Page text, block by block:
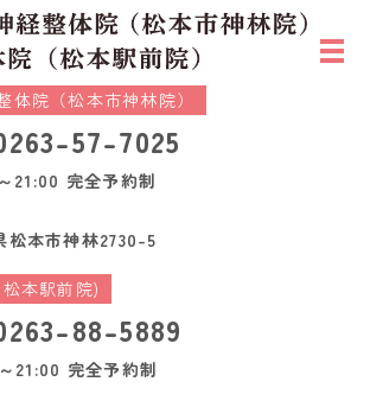
体院（松本市神林院）
57-7025
21:00 完全予約制
本市神林2730-5
本駅前院)
88-5889
21:00 完全予約制